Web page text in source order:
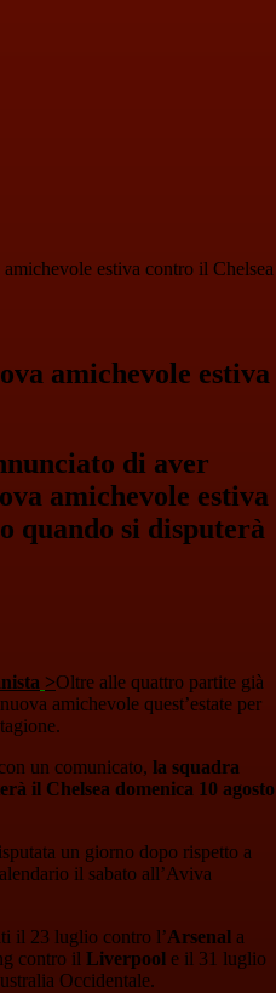
estiva contro il Chelsea
amichevole estiva
di aver
amichevole estiva
quando si disputerà
>Oltre alle quattro partite già
amichevole quest’estate per
un comunicato, la squadra
il Chelsea domenica 10 agosto
un giorno dopo rispetto a
il sabato all’Aviva
il 23 luglio contro l’Arsenal a
contro il Liverpool e il 31 luglio
Occidentale.